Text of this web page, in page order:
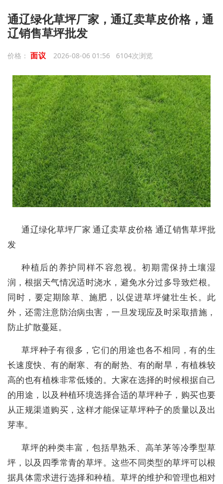
‌通辽绿化草坪厂家，通辽卖草皮价格，通
辽销售草坪批发
价格： 面议 2026-08-06 01:56 6104次浏览
‌通辽绿化草坪厂家 通辽卖草皮价格 通辽销售草坪批
发
种植后的养护同样不容忽视。初期需保持土壤湿
润，根据天气情况适时浇水，避免水分过多导致烂根。
同时，要定期除草、施肥，以促进草坪健壮生长。此
外，还需注意防治病虫害，一旦发现应及时采取措施，
防止扩散蔓延。
草坪种子有很多，它们的用途也各不相同，有的生
长速度快、有的耐寒、有的耐热、有的耐旱，有植株较
高的也有植株非常低矮的。大家在选择的时候根据自己
的用途，以及种植环境选择合适的草坪种子，购买也要
从正规渠道购买，这样才能保证草坪种子的质量以及出
芽率。
草坪的种类丰富，包括早熟禾、高羊茅等冷季型草
坪，以及四季常青的草坪。这些不同类型的草坪可以根
据具体需求进行选择和种植。‌草坪的维护和管理也相对